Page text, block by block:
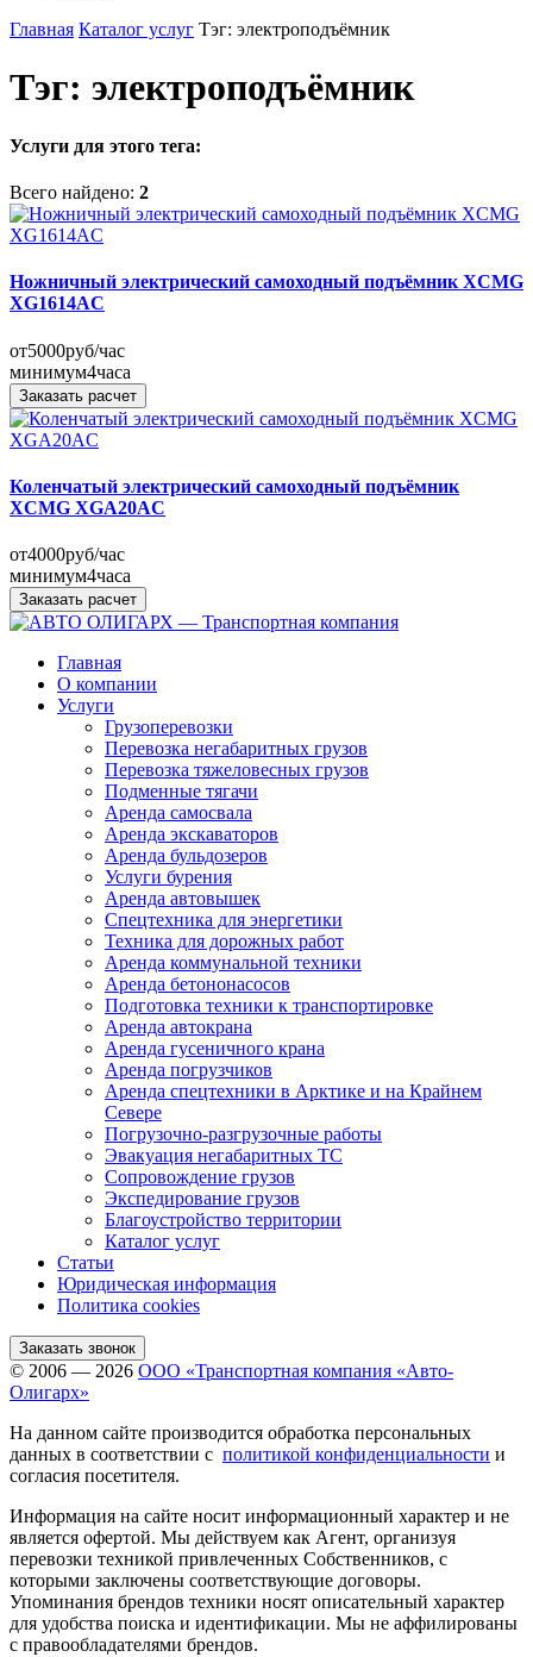
Главная Каталог услуг Тэг: электроподъёмник
Тэг: электроподъёмник
Услуги для этого тега:
Всего найдено: 2
Ножничный электрический самоходный подъёмник XCMG
XG1614AC
от5000руб/час
минимум4часа
Заказать расчет
Коленчатый электрический самоходный подъёмник
XCMG XGA20AC
от4000руб/час
минимум4часа
Заказать расчет
Главная
О компании
Услуги
Грузоперевозки
Перевозка негабаритных грузов
Перевозка тяжеловесных грузов
Подменные тягачи
Аренда самосвала
Аренда экскаваторов
Аренда бульдозеров
Услуги бурения
Аренда автовышек
Спецтехника для энергетики
Техника для дорожных работ
Аренда коммунальной техники
Аренда бетононасосов
Подготовка техники к транспортировке
Аренда автокрана
Аренда гусеничного крана
Аренда погрузчиков
Аренда спецтехники в Арктике и на Крайнем
Севере
Погрузочно-разгрузочные работы
Эвакуация негабаритных ТС
Сопровождение грузов
Экспедирование грузов
Благоустройство территории
Каталог услуг
Статьи
Юридическая информация
Политика cookies
Заказать звонок
© 2006 — 2026 ООО «Транспортная компания «Авто-
Олигарх»
На данном сайте производится обработка персональных
данных в соответствии с политикой конфиденциальности и
согласия посетителя.
Информация на сайте носит информационный характер и не
является офертой. Мы действуем как Агент, организуя
перевозки техникой привлеченных Собственников, с
которыми заключены соответствующие договоры.
Упоминания брендов техники носят описательный характер
для удобства поиска и идентификации. Мы не аффилированы
с правообладателями брендов.